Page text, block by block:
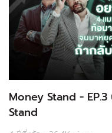
Money Stand -
Stand